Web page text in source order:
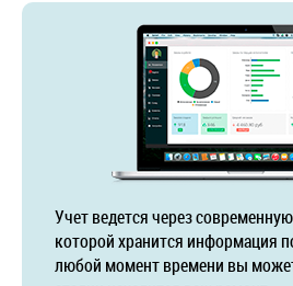
Учет ведется через
которой хранится информация
любой момент времени вы